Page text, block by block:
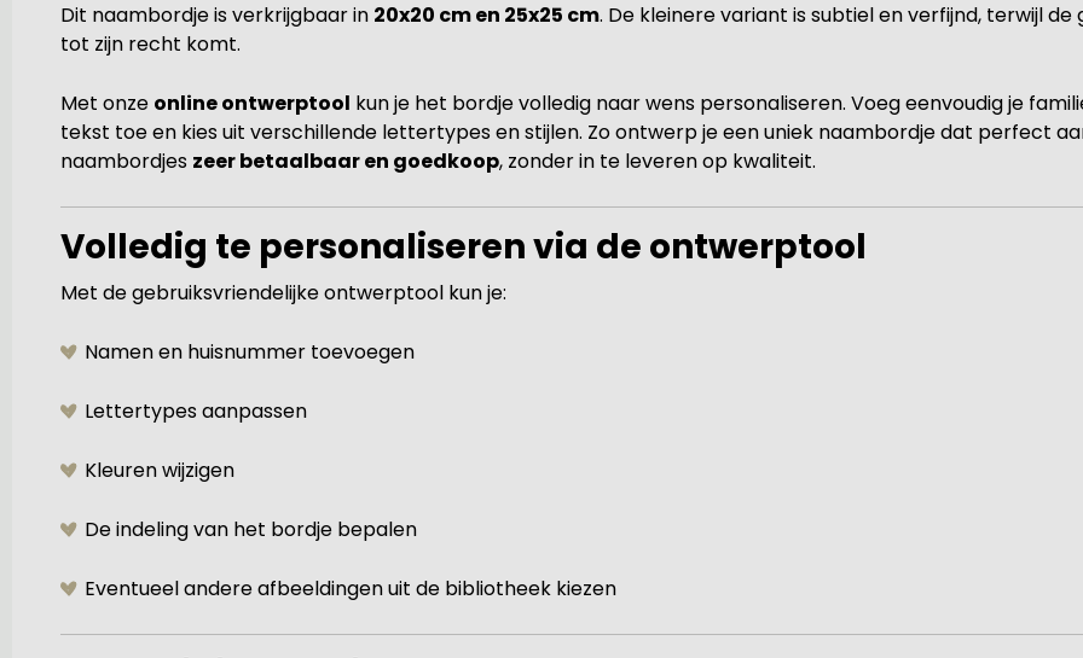
Dit naambordje is verkrijgbaar in 20x20 cm en 25x25 cm. De kleinere variant is subtiel en verfijnd, terwijl
tot zijn recht komt.
Met onze online ontwerptool kun je het bordje volledig naar wens personaliseren. Voeg eenvoudig je
tekst toe en kies uit verschillende lettertypes en stijlen. Zo ontwerp je een uniek naambordje dat perfect
naambordjes zeer betaalbaar en goedkoop, zonder in te leveren op kwaliteit.
Volledig te personaliseren via de ontwerptool
Met de gebruiksvriendelijke ontwerptool kun je:
Namen en huisnummer toevoegen
Lettertypes aanpassen
Kleuren wijzigen
De indeling van het bordje bepalen
Eventueel andere afbeeldingen uit de bibliotheek kiezen